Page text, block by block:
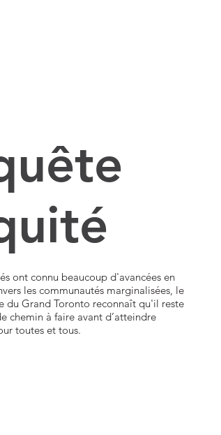
ont connu beaucoup d'avancées en
les communautés marginalisées, le
du Grand Toronto reconnaît qu'il reste
chemin à faire avant d’atteindre
toutes et tous.